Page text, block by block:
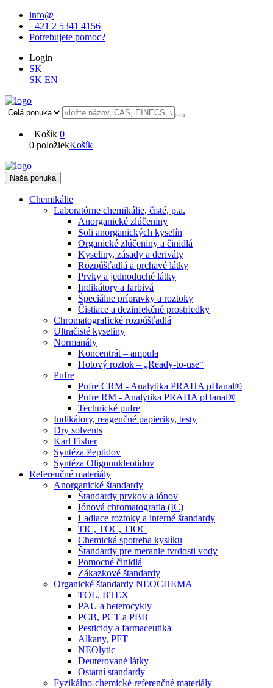
info@
+421 2 5341 4156
Potrebujete pomoc?
Login
SK
SK EN
Košík 0
0 položiekKošík
Naša ponuka
Chemikálie
Laboratórne chemikálie, čisté, p.a.
Anorganické zlúčeniny
Soli anorganických kyselín
Organické zlúčeniny a činidlá
Kyseliny, zásady a deriváty
Rozpúšťadlá a prchavé látky
Prvky a jednoduché látky
Indikátory a farbivá
Špeciálne prípravky a roztoky
Čistiace a dezinfekčné prostriedky
Chromatografické rozpúšťadlá
Ultračisté kyseliny
Normanály
Koncentrát – ampula
Hotový roztok – „Ready-to-use“
Pufre
Pufre CRM - Analytika PRAHA pHanal®
Pufre RM - Analytika PRAHA pHanal®
Technické pufre
Indikátory, reagenčné papieriky, testy
Dry solvents
Karl Fisher
Syntéza Peptidov
Syntéza Oligonukleotidov
Referenčné materiály
Anorganické štandardy
Štandardy prvkov a iónov
Iónová chromatografia (IC)
Ladiace roztoky a interné štandardy
TIC, TOC, TIOC
Chemická spotreba kyslíku
Štandardy pre meranie tvrdosti vody
Pomocné činidlá
Zákazkové štandardy
Organické štandardy NEOCHEMA
TOL, BTEX
PAU a heterocykly
PCB, PCT a PBB
Pesticidy a farmaceutika
Alkany, PFT
NEOlytic
Deuterované látky
Ostatní standardy
Fyzikálno-chemické referenčné materiály